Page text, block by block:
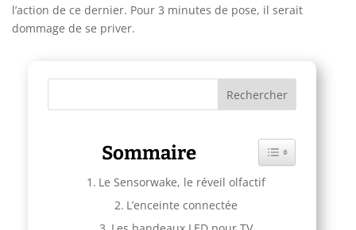
l’action de ce dernier. Pour 3 minutes de pose, il serait
dommage de se priver.
Sommaire Toggle Table of
Le Sensorwake, le réveil olfactif
L’enceinte connectée